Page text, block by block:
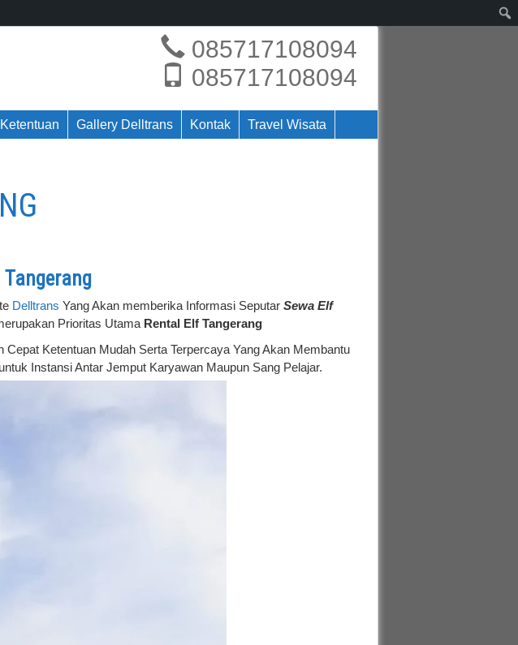
085717108094
085717108094
Gallery Delltrans Kontak Travel Wisata
Delltrans Yang Akan memberika Informasi Seputar Sewa Elf
Prioritas Utama Rental Elf Tangerang
Ketentuan Mudah Serta Terpercaya Yang Akan Membantu
Instansi Antar Jemput Karyawan Maupun Sang Pelajar.